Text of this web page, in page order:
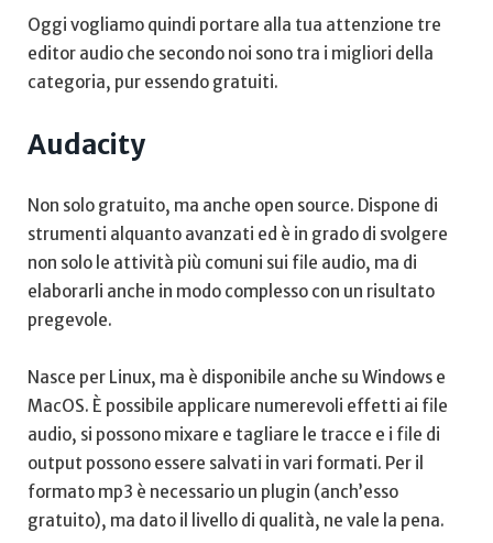
Oggi vogliamo quindi portare alla tua attenzione tre
editor audio che secondo noi sono tra i migliori della
categoria, pur essendo gratuiti.
Audacity
Non solo gratuito, ma anche open source. Dispone di
strumenti alquanto avanzati ed è in grado di svolgere
non solo le attività più comuni sui file audio, ma di
elaborarli anche in modo complesso con un risultato
pregevole.
Nasce per Linux, ma è disponibile anche su Windows e
MacOS. È possibile applicare numerevoli effetti ai file
audio, si possono mixare e tagliare le tracce e i file di
output possono essere salvati in vari formati. Per il
formato mp3 è necessario un plugin (anch’esso
gratuito), ma dato il livello di qualità, ne vale la pena.